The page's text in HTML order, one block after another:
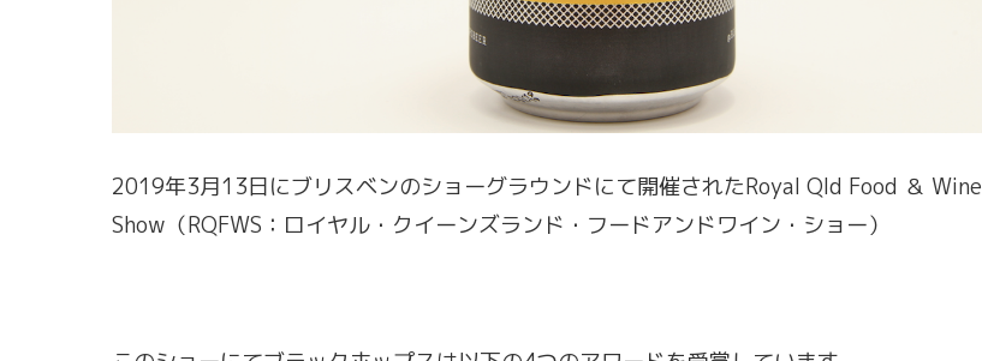
2019年3月13日にブリスベンのショーグラウンドにて開催されたRoyal Qld Food ＆ Wine
Show（RQFWS：ロイヤル・クイーンズランド・フードアンドワイン・ショー）